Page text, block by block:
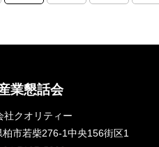
業懇話会
社クオリティー
市若柴276-1中央156街区1